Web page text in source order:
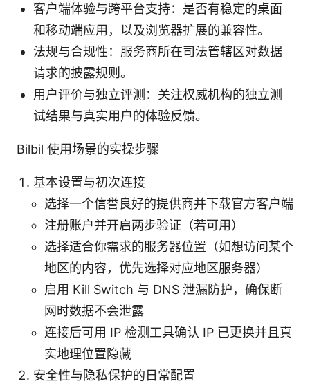
客户端体验与跨平台支持：是否有稳定的桌面
和移动端应用，以及浏览器扩展的兼容性。
法规与合规性：服务商所在司法管辖区对数据
请求的披露规则。
用户评价与独立评测：关注权威机构的独立测
试结果与真实用户的体验反馈。
Bilbil 使用场景的实操步骤
基本设置与初次连接
选择一个信誉良好的提供商并下载官方客户端
注册账户并开启两步验证（若可用）
选择适合你需求的服务器位置（如想访问某个
地区的内容，优先选择对应地区服务器）
启用 Kill Switch 与 DNS 泄漏防护，确保断
网时数据不会泄露
连接后可用 IP 检测工具确认 IP 已更换并且真
实地理位置隐藏
安全性与隐私保护的日常配置